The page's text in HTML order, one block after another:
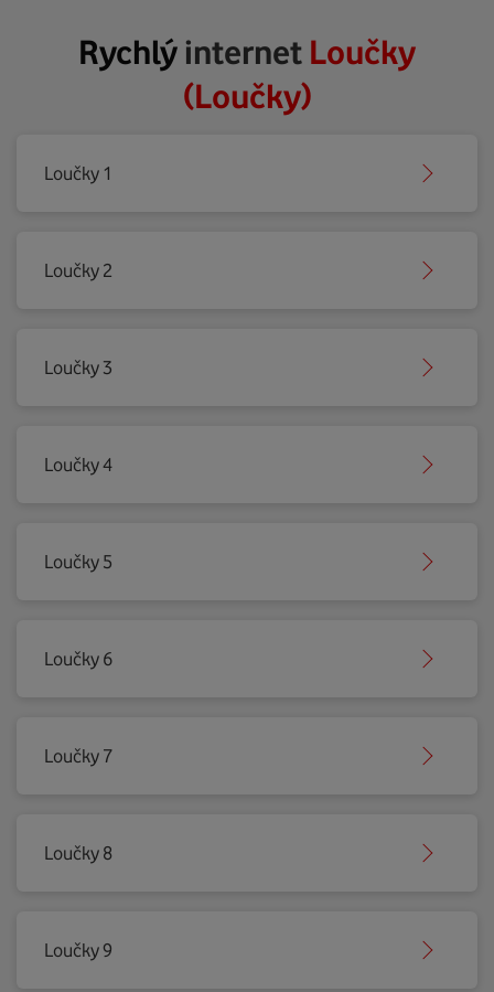
Rychlýinternet Loučky
(Loučky)
Loučky 1
Loučky 2
Loučky 3
Loučky 4
Loučky 5
Loučky 6
Loučky 7
Loučky 8
Loučky 9